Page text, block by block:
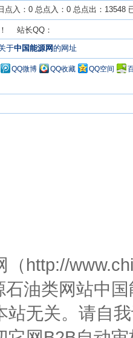
点入：0 总点入：0 总点出：13548
站长QQ：
于中国能源网的网址
QQ微博 QQ收藏 QQ空间
（http://
油类网站中
站无关。请自